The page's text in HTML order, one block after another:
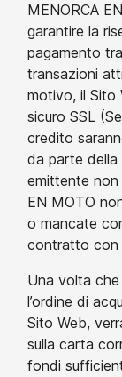
MENORCA
garantire la
pagamento
transazioni
motivo, il Sito
sicuro SSL
credito
da parte della
emittente non
EN MOTO
o mancate
contratto con
Una volta
l’ordine di
Sito Web,
sulla carta
fondi